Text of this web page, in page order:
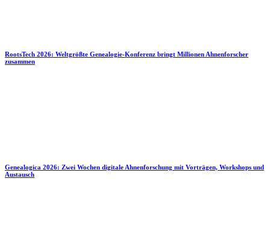
RootsTech 2026: Weltgrößte Genealogie-Konferenz bringt Millionen Ahnenforscher
zusammen
Genealogica 2026: Zwei Wochen digitale Ahnenforschung mit Vorträgen, Workshops und
Austausch